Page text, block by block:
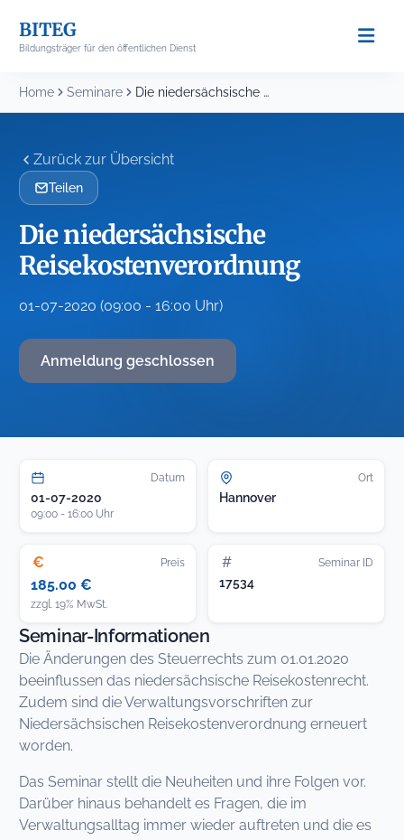
content
BITEG
Bildungsträger für den öffentlichen Dienst
Home Seminare Die niedersächsische Reisekostenverordnung
Zurück zur Übersicht
Teilen
Die niedersächsische
Reisekostenverordnung
01-07-2020 (09:00 - 16:00 Uhr)
Anmeldung geschlossen
Datum
01-07-2020
09:00 - 16:00 Uhr
Ort
Hannover
€ Preis
185.00 €
zzgl. 19% MwSt.
# Seminar ID
17534
Seminar-Informationen
Die Änderungen des Steuerrechts zum 01.01.2020
beeinflussen das niedersächsische Reisekostenrecht.
Zudem sind die Verwaltungsvorschriften zur
Niedersächsischen Reisekostenverordnung erneuert
worden.
Das Seminar stellt die Neuheiten und ihre Folgen vor.
Darüber hinaus behandelt es Fragen, die im
Verwaltungsalltag immer wieder auftreten und die es